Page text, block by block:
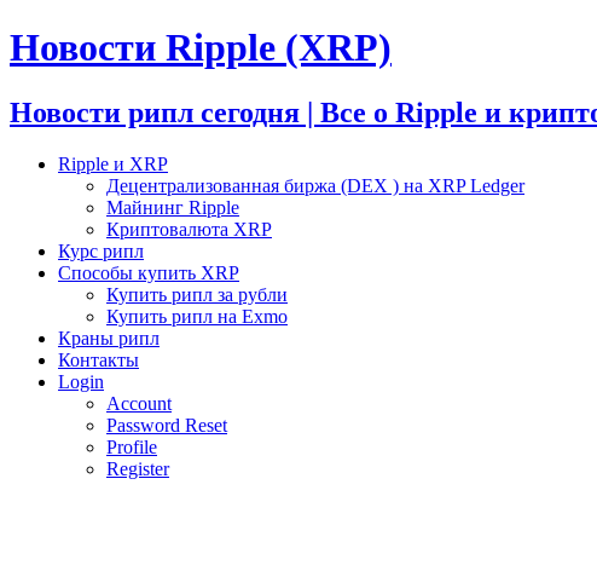
Новости Ripple (XRP)
Новости рипл сегодня | Все о Ripple и
Ripple и XRP
Децентрализованная биржа (DEX ) на XRP Ledger
Майнинг Ripple
Криптовалюта XRP
Курс рипл
Способы купить XRP
Купить рипл за рубли
Купить рипл на Exmo
Краны рипл
Контакты
Login
Account
Password Reset
Profile
Register